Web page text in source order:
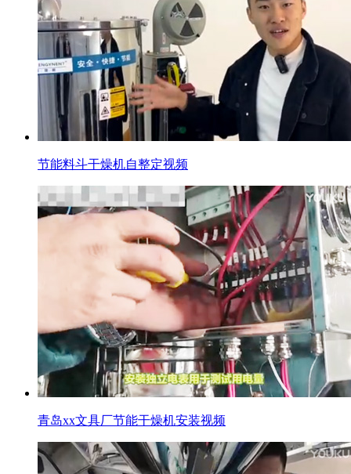
节能料斗干燥机自整定视频
青岛xx文具厂节能干燥机安装视频